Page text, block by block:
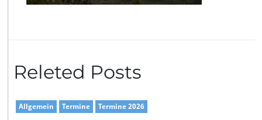
Releted Posts
Allgemein Termine Termine 2026